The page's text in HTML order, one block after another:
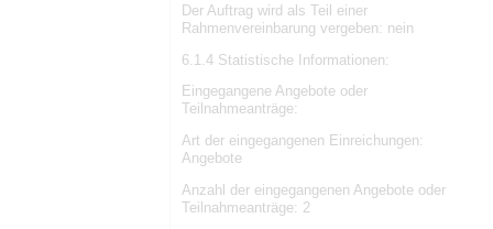
Der Auftrag wird als Teil einer
Rahmenvereinbarung vergeben: nein
6.1.4 Statistische Informationen:
Eingegangene Angebote oder
Teilnahmeanträge:
Art der eingegangenen Einreichungen:
Angebote
Anzahl der eingegangenen Angebote oder
Teilnahmeanträge: 2